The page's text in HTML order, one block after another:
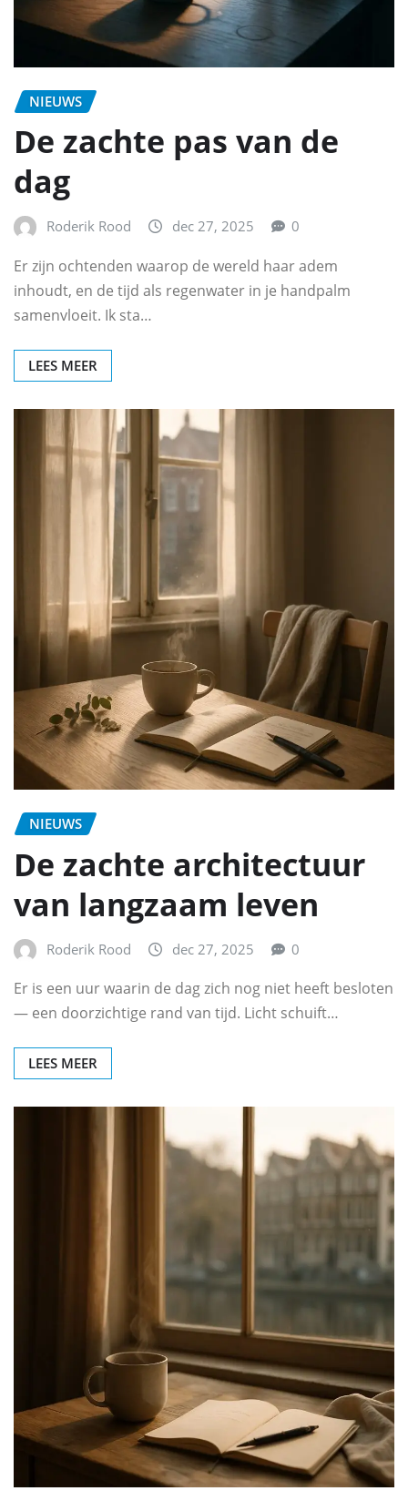
NIEUWS
De zachte pas van de
dag
Roderik Rood dec 27, 2025 0
Er zijn ochtenden waarop de wereld haar adem
inhoudt, en de tijd als regenwater in je handpalm
samenvloeit. Ik sta…
LEES MEER
NIEUWS
De zachte architectuur
van langzaam leven
Roderik Rood dec 27, 2025 0
Er is een uur waarin de dag zich nog niet heeft besloten
— een doorzichtige rand van tijd. Licht schuift…
LEES MEER